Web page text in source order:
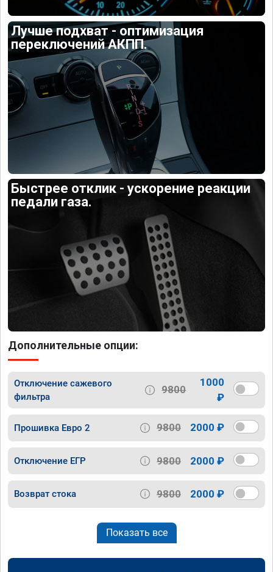
Лучше подхват - оптимизация
переключений АКПП.
Быстрее отклик - ускорение реакции
педали газа.
Дополнительные опции:
Отключение сажевого
фильтра
9800
1000
₽
Прошивка Евро 2 9800 2000 ₽
Отключение ЕГР 9800 2000 ₽
Возврат стока 9800 2000 ₽
Показать все